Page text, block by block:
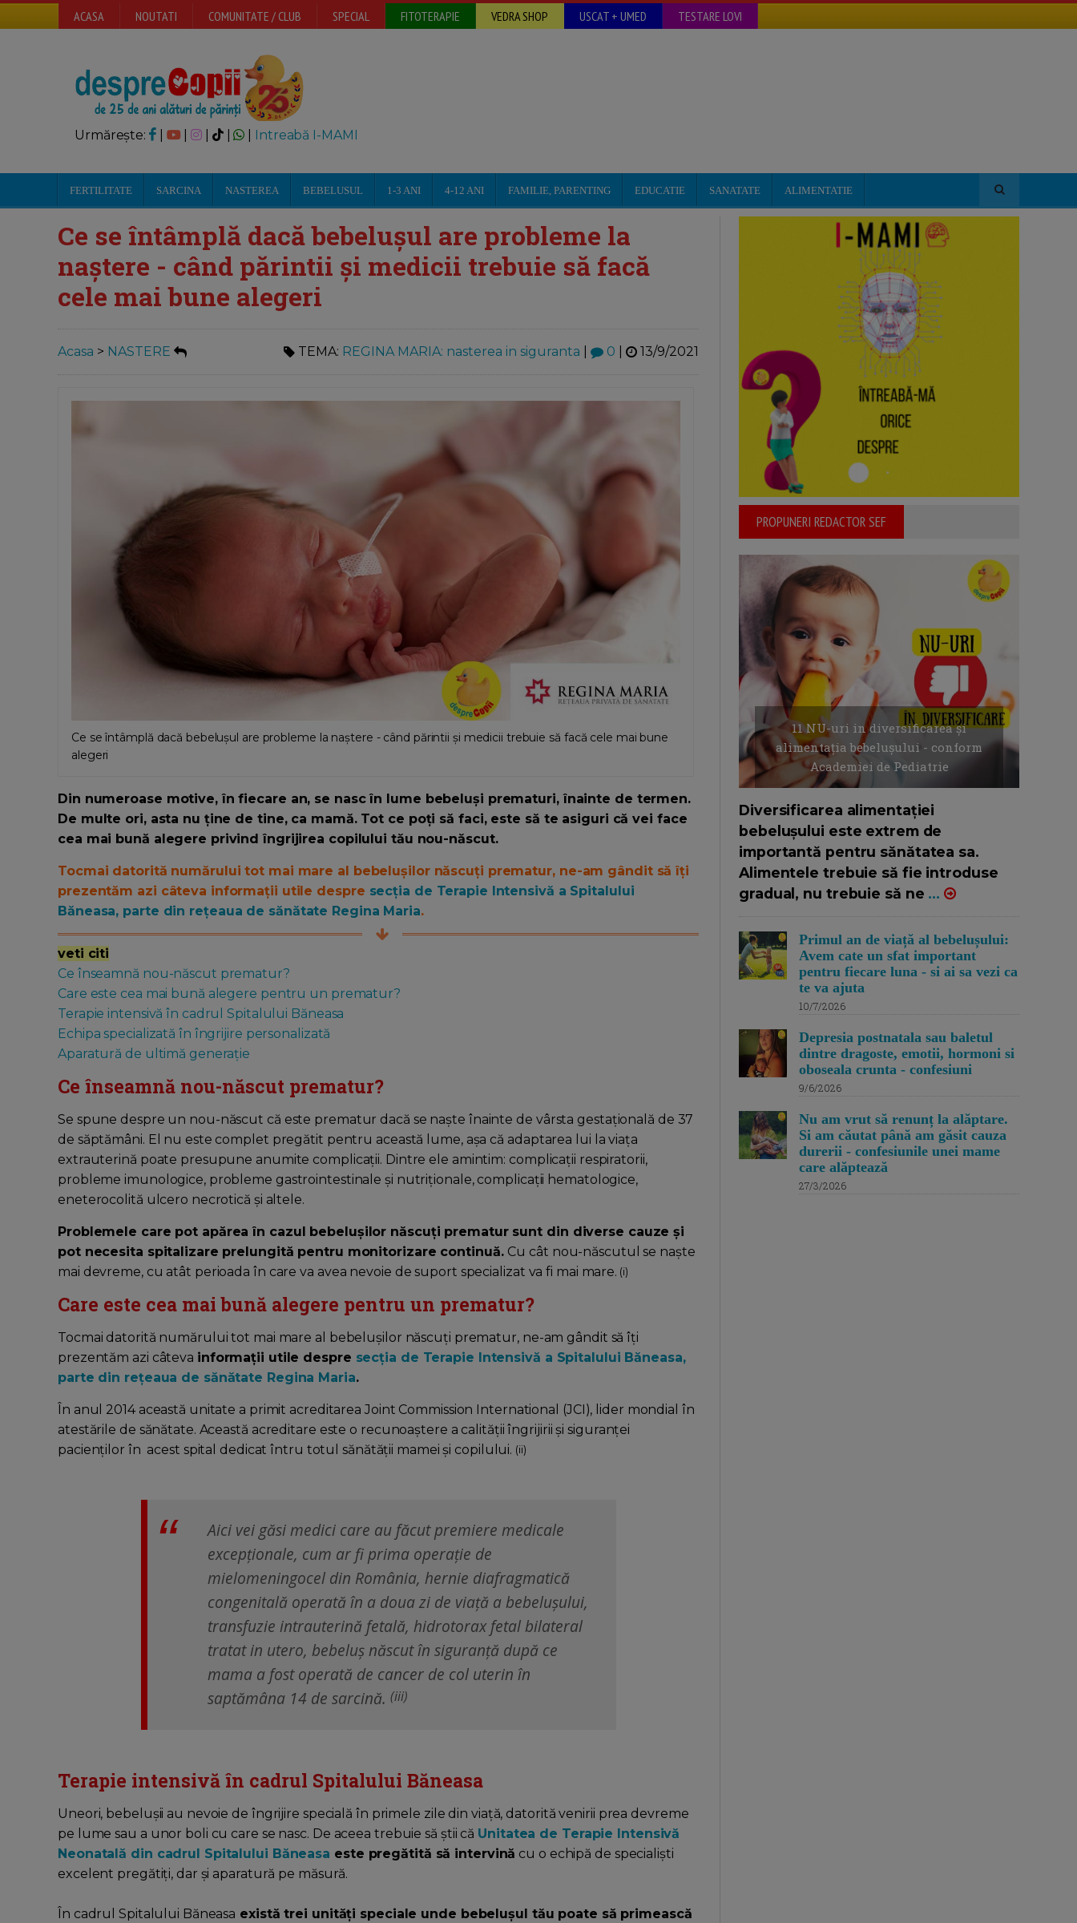
ACASA NOUTATI COMUNITATE / CLUB SPECIAL FITOTERAPIE VEDRA SHOP USCAT + UMED TESTARE LOVI
Urmărește: | | Intreabă I-MAMI
FERTILITATE SARCINA NASTEREA BEBELUSUL 1-3 ANI 4-12 ANI FAMILIE, PARENTING EDUCATIE SANATATE ALIMENTATIE
Ce se întâmplă dacă bebelușul are probleme la
naștere - când părintii și medicii trebuie să facă
cele mai bune alegeri
Acasa > NASTERE TEMA: REGINA MARIA: nasterea in siguranta 0 13/9/2021
Ce se întâmplă dacă bebelușul are probleme la naștere - când părintii și medicii trebuie să facă cele mai bune
alegeri
Din numeroase motive, în fiecare an, se nasc în lume bebeluși prematuri, înainte de termen.
De multe ori, asta nu ține de tine, ca mamă. Tot ce poți să faci, este să te asiguri că vei face
cea mai bună alegere privind îngrijirea copilului tău nou-născut.
Tocmai datorită numărului tot mai mare al bebelușilor născuți prematur, ne-am gândit să îți
prezentăm azi câteva informații utile despre secția de Terapie Intensivă a Spitalului
Băneasa, parte din rețeaua de sănătate Regina Maria.
veti citi
Ce înseamnă nou-născut prematur?
Care este cea mai bună alegere pentru un prematur?
Terapie intensivă în cadrul Spitalului Băneasa
Echipa specializată în îngrijire personalizată
Aparatură de ultimă generație
Ce înseamnă nou-născut prematur?
Se spune despre un nou-născut că este prematur dacă se naște înainte de vârsta gestațională de 37
de săptămâni. El nu este complet pregătit pentru această lume, așa că adaptarea lui la viața
extrauterină poate presupune anumite complicații. Dintre ele amintim: complicații respiratorii,
probleme imunologice, probleme gastrointestinale și nutriționale, complicații hematologice,
eneterocolită ulcero necrotică și altele.
Problemele care pot apărea în cazul bebelușilor născuți prematur sunt din diverse cauze și
pot necesita spitalizare prelungită pentru monitorizare continuă. Cu cât nou-născutul se naște
mai devreme, cu atât perioada în care va avea nevoie de suport specializat va fi mai mare. (i)
Care este cea mai bună alegere pentru un prematur?
Tocmai datorită numărului tot mai mare al bebelușilor născuți prematur, ne-am gândit să îți
prezentăm azi câteva informații utile despre secția de Terapie Intensivă a Spitalului Băneasa,
parte din rețeaua de sănătate Regina Maria.
În anul 2014 această unitate a primit acreditarea Joint Commission International (JCI), lider mondial în
atestările de sănătate. Această acreditare este o recunoaștere a calității îngrijirii și siguranței
pacienților în acest spital dedicat întru totul sănătății mamei și copilului. (ii)
Aici vei găsi medici care au făcut premiere medicale
excepționale, cum ar fi prima operație de
mielomeningocel din România, hernie diafragmatică
congenitală operată în a doua zi de viață a bebelușului,
transfuzie intrauterină fetală, hidrotorax fetal bilateral
tratat in utero, bebeluș născut în siguranță după ce
mama a fost operată de cancer de col uterin în
saptămâna 14 de sarcină. (iii)
Terapie intensivă în cadrul Spitalului Băneasa
Uneori, bebelușii au nevoie de îngrijire specială în primele zile din viață, datorită venirii prea devreme
pe lume sau a unor boli cu care se nasc. De aceea trebuie să știi că Unitatea de Terapie Intensivă
Neonatală din cadrul Spitalului Băneasa este pregătită să intervină cu o echipă de specialiști
excelent pregătiți, dar și aparatură pe măsură.
În cadrul Spitalului Băneasa există trei unități speciale unde bebelușul tău poate să primească
PROPUNERI REDACTOR SEF
11 NU-uri in diversificarea și
alimentația bebelușului - conform
Academiei de Pediatrie
Diversificarea alimentației
bebelușului este extrem de
importantă pentru sănătatea sa.
Alimentele trebuie să fie introduse
gradual, nu trebuie să ne ...
Primul an de viață al bebelușului:
Avem cate un sfat important
pentru fiecare luna - si ai sa vezi ca
te va ajuta
10/7/2026
Depresia postnatala sau baletul
dintre dragoste, emotii, hormoni si
oboseala crunta - confesiuni
9/6/2026
Nu am vrut să renunț la alăptare.
Si am căutat până am găsit cauza
durerii - confesiunile unei mame
care alăptează
27/3/2026